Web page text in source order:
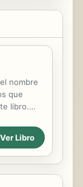
nombre
que
libro.
tienen
Ha sido
tiene que
Ver Libro